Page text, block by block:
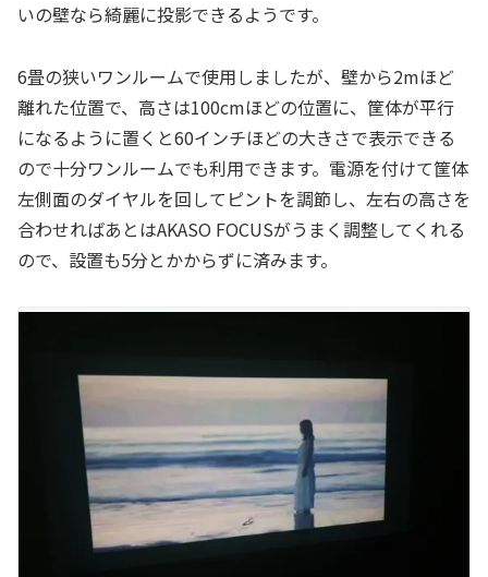
いの壁なら綺麗に投影できるようです。
6畳の狭いワンルームで使用しましたが、壁から2mほど
離れた位置で、高さは100cmほどの位置に、筐体が平行
になるように置くと60インチほどの大きさで表示できる
ので十分ワンルームでも利用できます。電源を付けて筐体
左側面のダイヤルを回してピントを調節し、左右の高さを
合わせればあとはAKASO FOCUSがうまく調整してくれる
ので、設置も5分とかからずに済みます。